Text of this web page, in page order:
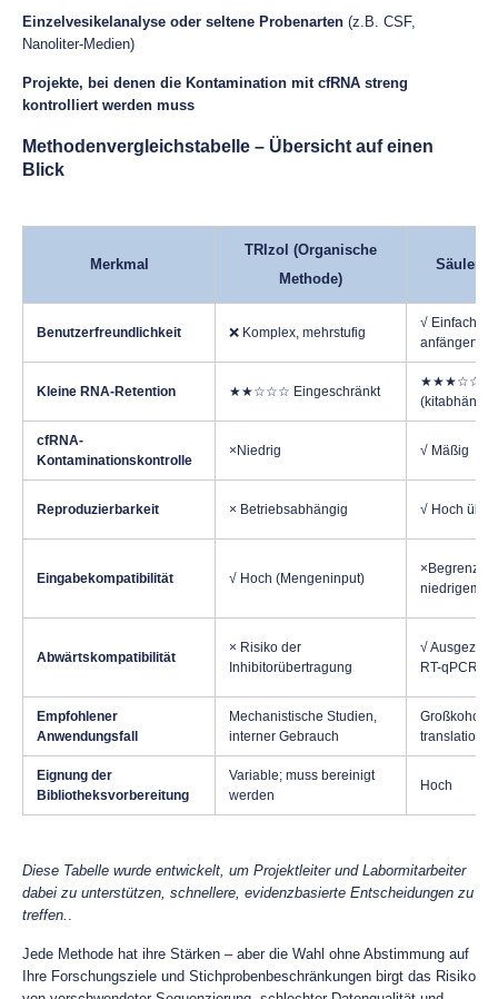
Einzelvesikelanalyse oder seltene Probenarten (z.B. CSF,
Nanoliter-Medien)
Projekte, bei denen die Kontamination mit cfRNA streng
kontrolliert werden muss
Methodenvergleichstabelle – Übersicht auf einen
Blick
Merkmal
TRIzol (Organische
Methode)
Benutzerfreundlichkeit ❌ Komplex, mehrstufig
√ Einfach,
Kleine RNA-Retention ★★☆☆☆ Eingeschränkt
★★★☆☆
cfRNA-
Kontaminationskontrolle
×Niedrig √ Mäßig
Reproduzierbarkeit × Betriebsabhängig √ Hoch
Eingabekompatibilität √ Hoch (Mengeninput)
×Begrenzt
niedrigem
Abwärtskompatibilität
× Risiko der
Inhibitorübertragung
√
RT-qPCR
Empfohlener
Anwendungsfall
Mechanistische Studien,
interner Gebrauch
Eignung der
Bibliotheksvorbereitung
Variable; muss bereinigt
werden
Hoch
Diese Tabelle wurde entwickelt, um Projektleiter und Labormitarbeiter
dabei zu unterstützen, schnellere, evidenzbasierte Entscheidungen zu
treffen. .
Jede Methode hat ihre Stärken – aber die Wahl ohne Abstimmung auf
Ihre Forschungsziele und Stichprobenbeschränkungen birgt das Risiko